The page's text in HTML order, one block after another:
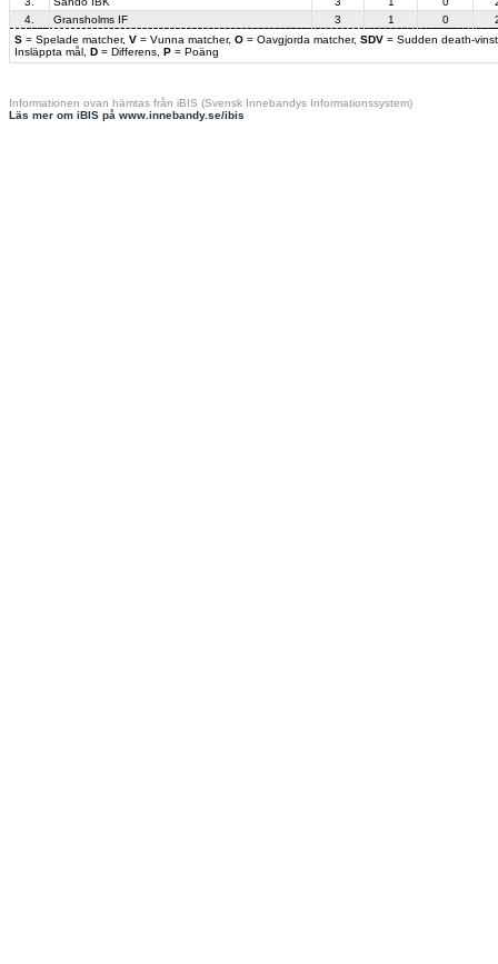
S = Spelade matcher, V = Vunna matcher, O = Oavgjorda matcher, SDV = Sudden death-
Insläppta mål, D = Differens, P = Poäng
4.
Gransholms IF 3 1 0
Informationen ovan hämtas från iBIS (Svensk Innebandys Informationssystem)
Läs mer om iBIS på www.innebandy.se/ibis